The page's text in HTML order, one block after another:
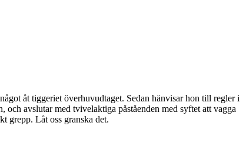
åt tiggeriet överhuvudtaget. Sedan hänvisar hon till regler i
avslutar med tvivelaktiga påståenden med syftet att vagga
grepp. Låt oss granska det.